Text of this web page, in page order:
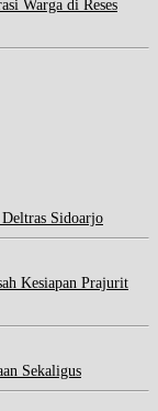
Warga di Reses
Sidoarjo
Kesiapan Prajurit
Sekaligus